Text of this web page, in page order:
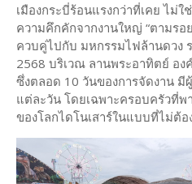
เมืองกระบี่ร้อนแรงกว่าที่เคย ไม่ใ
ความคึกคักจากงานใหญ่ “ตามรอ
ควบคู่ไปกับ มหกรรมไฟล้านดวง
2568 บริเวณ ลานพระอาทิตย์ อง
ซึ่งตลอด 10 วันของการจัดงาน
แต่ละวัน โดยเฉพาะครอบครัวที่
ของโลกไดโนเสาร์ในแบบที่ไม่ต้อ